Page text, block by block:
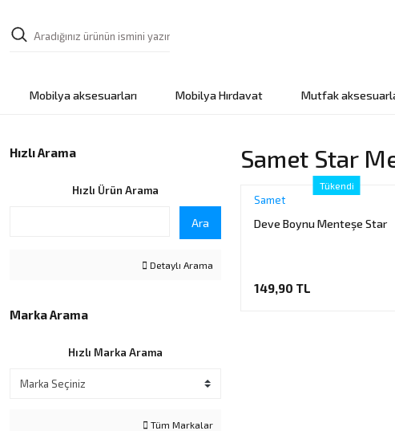
Mobilya aksesuarları Mobilya Hırdavat Mutfak
Hızlı Arama
Hızlı Ürün Arama
Ara
Detaylı Arama
Marka Arama
Hızlı Marka Arama
Tüm Markalar
Samet Star
Tükendi
Samet
Deve Boynu Menteşe Star
149,90 TL